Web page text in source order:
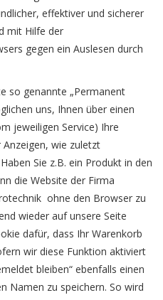
effektiver und sicherer
mit Hilfe der
gegen ein Auslesen durch
so genannte „Permanent
uns, Ihnen über einen
jeweiligen Service) Ihre
wie zuletzt
Sie z.B. ein Produkt in den
die Website der Firma
ohne den Browser zu
wieder auf unsere Seite
dafür, dass Ihr Warenkorb
wir diese Funktion aktiviert
bleiben“ ebenfalls einen
Namen zu speichern. So wird